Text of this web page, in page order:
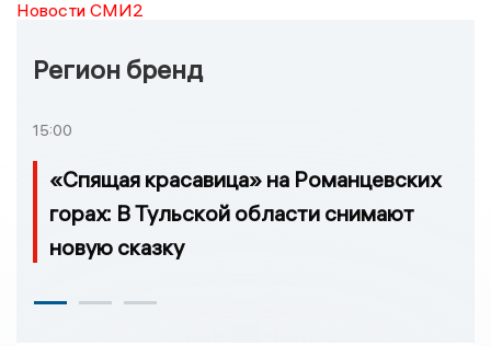
Новости СМИ2
Регион бренд
15:00
«Спящая красавица» на Романцевских
горах: В Тульской области снимают
новую сказку